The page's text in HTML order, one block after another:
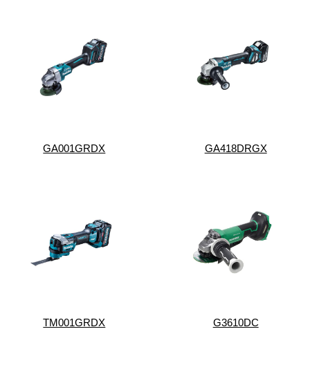
GA001GRDX GA418DRGX
TM001GRDX G3610DC